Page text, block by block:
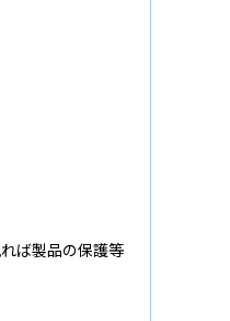
ば製品の保護等